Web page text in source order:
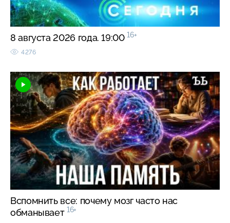
8 августа 2026 года. 19:00 16+
4276
Вспомнить все: почему мозг часто нас
обманывает 16+